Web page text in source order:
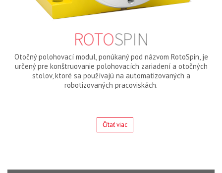
ROTOSPIN
Otočný polohovací modul, ponúkaný pod názvom RotoSpin, je
určený pre konštruovanie polohovacích zariadení a otočných
stolov, ktoré sa používajú na automatizovaných a
robotizovaných pracoviskách.
Čítať viac